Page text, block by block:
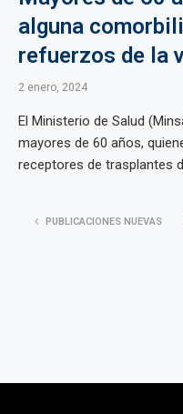
alguna
refuerzos de la
2 enero, 2024
El Ministerio de Salud
mayores de 60 años,
receptores de trasplantes
PUBLICACIONES NUEVAS